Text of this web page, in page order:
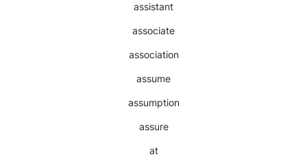
assistant
associate
association
assume
assumption
assure
at